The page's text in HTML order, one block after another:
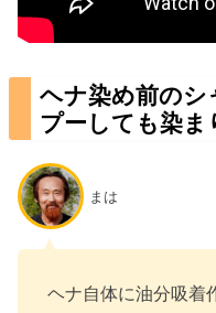
ヘナ染め前のシ
プーしても染
まは
ヘナ自体に油分吸着